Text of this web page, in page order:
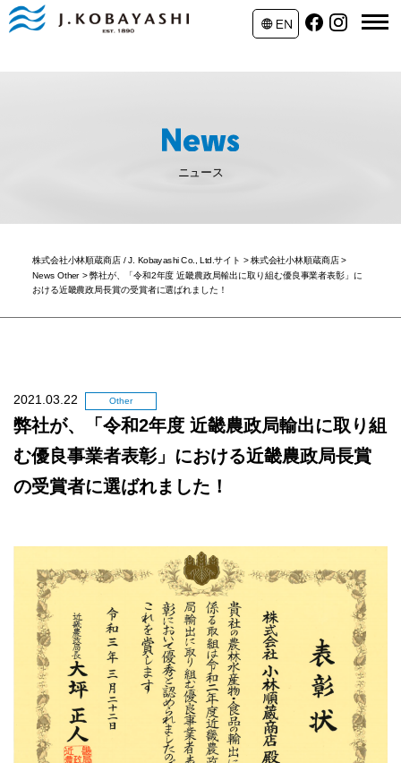
ニュース
株式会社小林順蔵商店 / J. Kobayashi Co., Ltd.サイト >株式会社小林順蔵商店 >
News Other >弊社が、「令和2年度 近畿農政局輸出に取り組む優良事業者表彰」に
おける近畿農政局長賞の受賞者に選ばれました！
2021.03.22 Other
弊社が、「令和2年度 近畿農政局輸出に取り組
む優良事業者表彰」における近畿農政局長賞
の受賞者に選ばれました！